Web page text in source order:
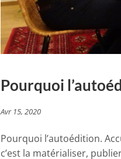
Pourquoi
Avr 15, 2020
Pourquoi l’autoédition.
c’est la matérialiser,